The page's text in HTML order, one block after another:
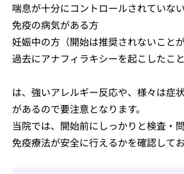
喘息が十分にコントロールされていな
免疫の病気がある方
妊娠中の方（開始は推奨されないことが
過去にアナフィラキシーを起こしたこ
は、強いアレルギー反応や、様々は症
があるので要注意となります。
当院では、開始前にしっかりと検査・
免疫療法が安全に行えるかを確認してお